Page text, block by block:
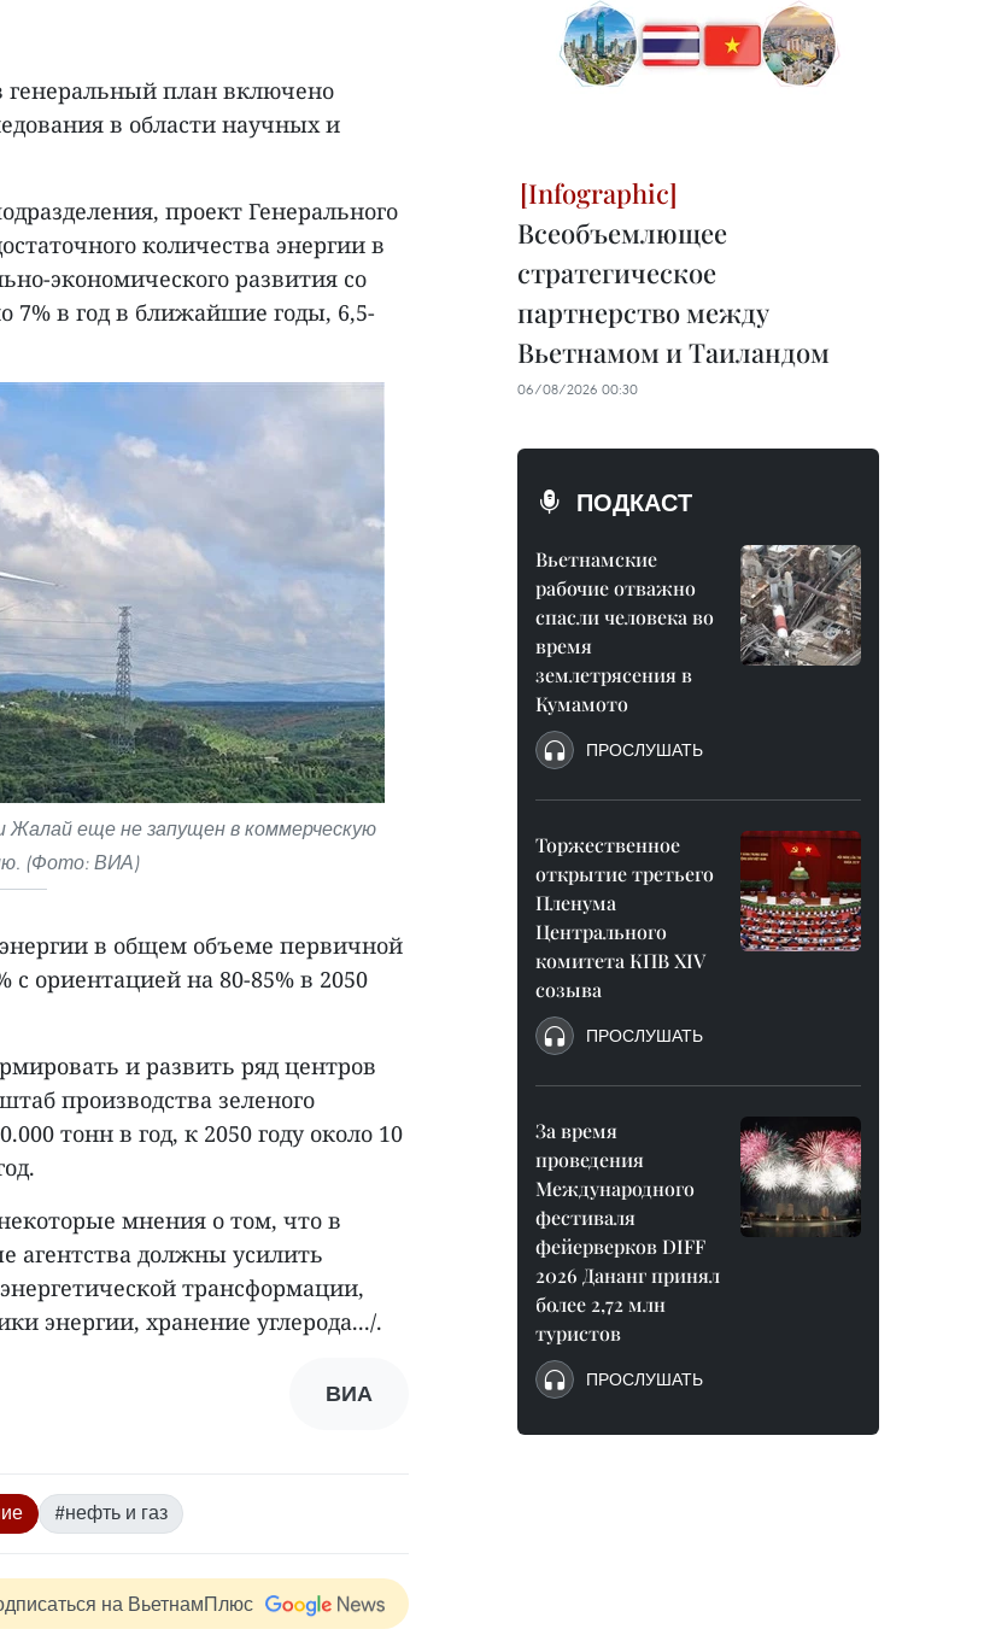
генеральный план включено
в области научных и
проект Генерального
количества энергии в
экономического развития со
7% в год в ближайшие годы, 6,5-
Жалай еще не запущен в коммерческую
(Фото: ВИА)
в общем объеме первичной
с ориентацией на 80-85% в 2050
и развить ряд центров
производства зеленого
тонн в год, к 2050 году около 10
мнения о том, что в
должны усилить
трансформации,
энергии, хранение углерода.../.
ВИА
#нефть и газ
на ВьетнамПлюс
Всеобъемлющее
стратегическое
партнерство между
Вьетнамом и Таиландом
06/08/2026 00:30
ПОДКАСТ
Вьетнамские
рабочие отважно
спасли человека во
время
землетрясения в
Кумамото
ПРОСЛУШАТЬ
Торжественное
открытие третьего
Пленума
Центрального
комитета КПВ XIV
созыва
ПРОСЛУШАТЬ
За время
проведения
Международного
фестиваля
фейерверков DIFF
2026 Дананг принял
более 2,72 млн
туристов
ПРОСЛУШАТЬ